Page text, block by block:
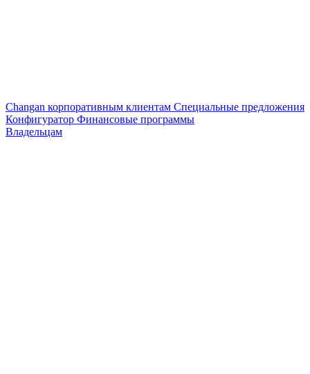
Changan корпоративным клиентам Специальные предложения
Конфигуратор Финансовые программы
Владельцам